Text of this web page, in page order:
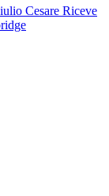
Cesare Riceve